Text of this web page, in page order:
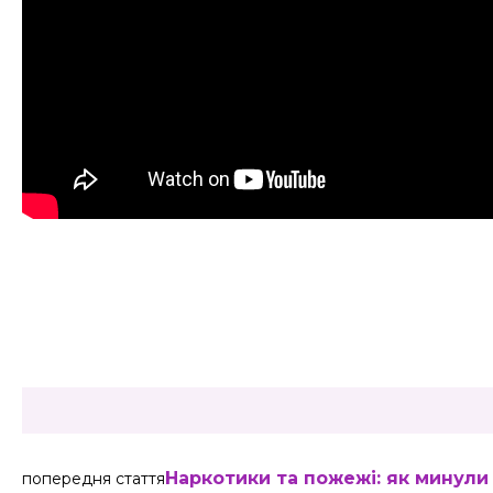
попередня статтяНаркотики та пожежі: як минули